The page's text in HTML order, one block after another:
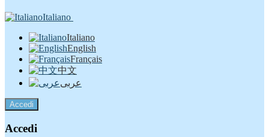
Italiano
Italiano
English
Français
中文
عربى
Accedi
Accedi